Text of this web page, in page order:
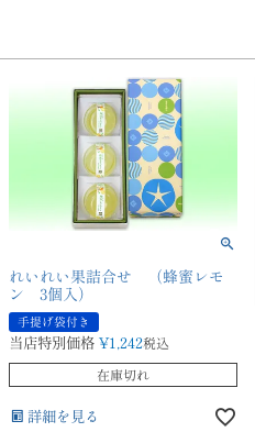
れいれい果詰合せ （蜂蜜レモ
ン 3個入）
手提げ袋付き
当店特別価格 ¥1,242税込
在庫切れ
詳細を見る